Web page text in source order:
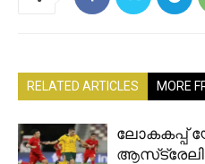
RELATED ARTICLES MORE
ലോകകപ്പ്